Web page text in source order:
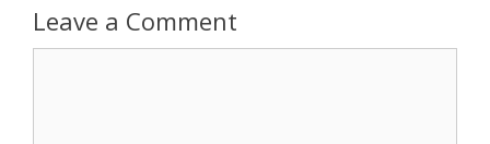
Leave a Comment